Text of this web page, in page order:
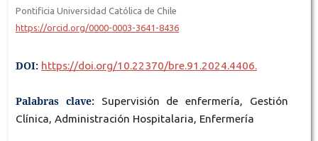
Pontificia Universidad Católica de Chile
https://orcid.org/0000-0003-3641-8436
DOI: https://doi.org/10.22370/bre.91.2024.4406.
Palabras clave:
Supervisión de enfermería, Gestión
Clínica, Administración Hospitalaria, Enfermería